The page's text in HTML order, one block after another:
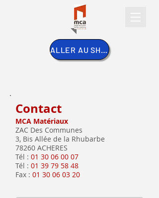
Contact
MCA Matériaux
ZAC Des Communes
3, Bis Allée de la Rhubarbe
78260 ACHERES
Tél : 01 30 06 00 07
Tél : 01 39 79 58 48
Fax : 01 30 06 03 20